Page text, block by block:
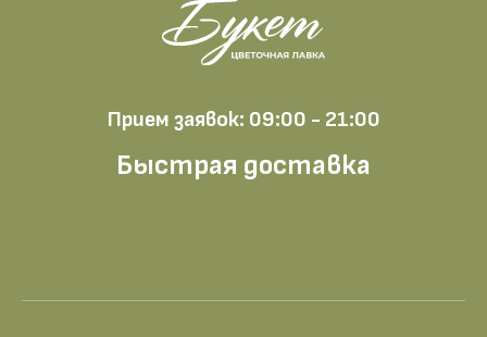
Прием заявок: 09:00 - 21:00
Быстрая доставка